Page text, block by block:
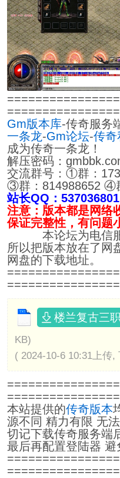
Gm版本库-传奇服务
一条龙-Gm论坛-传奇
成为传奇一条龙！
解压密码：
交流群号：①群：
③群：814988652 ④
站长QQ：
注意：版本都是网络
保证完整性，有问题
本论坛为电信服
所以把版本放在了网
网盘的下载地址。
楼兰复古三
KB)
( 2024-10-6 10:31上传
本站提供的传奇版本
源不同 精力有限 无
切记下载传奇服务端
最后再配置登陆器